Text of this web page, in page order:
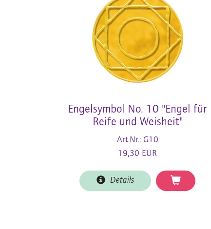
Engelsymbol No. 10 "Engel für
Reife und Weisheit"
Art.Nr.: G10
19,30 EUR
Details